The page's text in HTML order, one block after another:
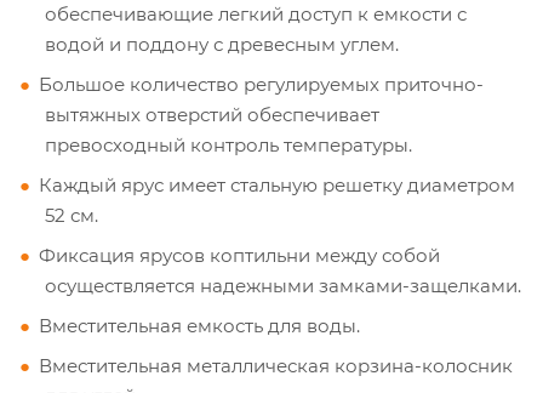
обеспечивающие легкий доступ к емкости с
водой и поддону с древесным углем.
Большое количество регулируемых приточно-
вытяжных отверстий обеспечивает
превосходный контроль температуры.
Каждый ярус имеет стальную решетку диаметром
52 см.
Фиксация ярусов коптильни между собой
осуществляется надежными замками-защелками.
Вместительная емкость для воды.
Вместительная металлическая корзина-колосник